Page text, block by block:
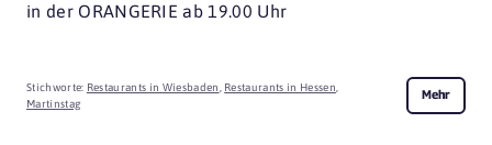
in der ORANGERIE ab 19.00 Uhr
Stichworte: Restaurants in Wiesbaden Restaurants in Hessen
Martinstag
Mehr